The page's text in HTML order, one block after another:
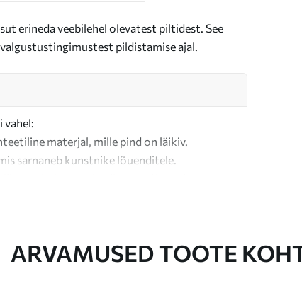
erineda veebilehel olevatest piltidest. See
pildistamise ajal.
vahel:
materjal, mille pind on läikiv.
sarnaneb kunstnike lõuenditele.
ARVAMUSED TOOTE